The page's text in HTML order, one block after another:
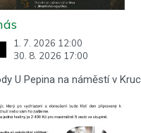
1. 7. 2026 12:00
30. 8. 2026 17:00
U Pepina na náměstí v